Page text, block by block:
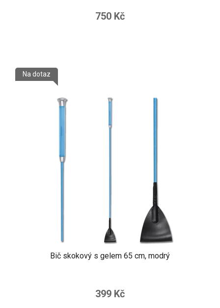
750 Kč
Bič skokový s gelem 65 cm, modrý
Na dotaz
399 Kč